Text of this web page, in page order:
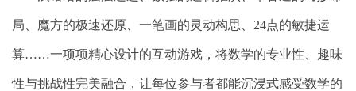
局、魔方的极速还原、一笔画的灵动构思、 24点的敏捷运
算……一项项精心设计的互动游戏，将数学的专业性、趣味
性与挑战性完美融合，让每位参与者都能沉浸式感受数学的